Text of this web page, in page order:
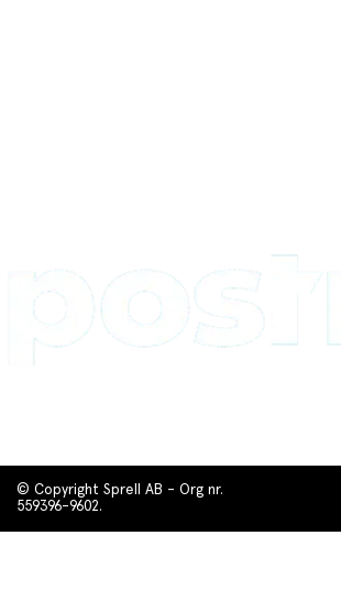
© Copyright Sprell AB - Org nr.
559396-9602.